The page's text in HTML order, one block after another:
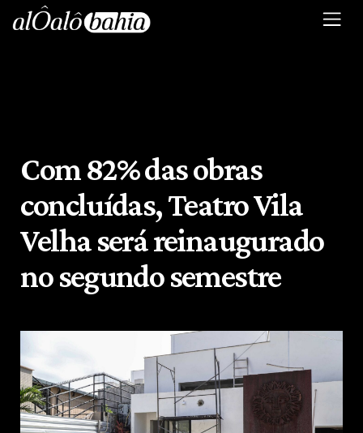
Com 82% das obras
concluídas, Teatro Vila
Velha será reinaugurado
no segundo semestre